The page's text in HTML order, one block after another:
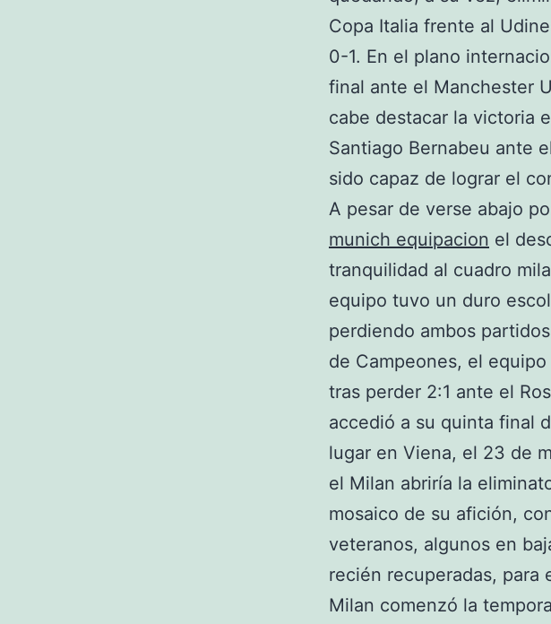
Copa Italia frente al
0-1. En el plano
final ante el Manchester
cabe destacar la victoria
Santiago Bernabeu ante
sido capaz de lograr el
A pesar de verse abajo
munich equipacion el
tranquilidad al cuadro
equipo tuvo un duro
perdiendo ambos
de Campeones, el
tras perder 2:1 ante el
accedió a su quinta final
lugar en Viena, el 23 de
el Milan abriría la
mosaico de su afición,
veteranos, algunos en
recién recuperadas, para
Milan comenzó la